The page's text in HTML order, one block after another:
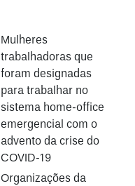
Mulheres
trabalhadoras que
foram designadas
para trabalhar no
sistema home-office
emergencial com o
advento da crise do
COVID-19
Organizações da